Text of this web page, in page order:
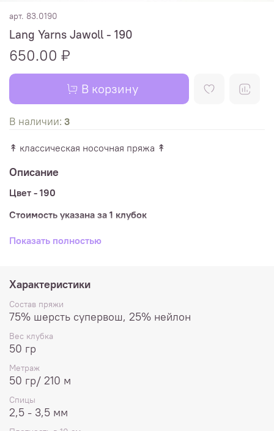
арт. 83.0190
Lang Yarns Jawoll - 190
650.00 ₽
В корзину
В наличии: 3
↟ классическая носочная пряжа ↟
Описание
Цвет - 190
Стоимость указана за 1 клубок
Состав: 75% шерсть супервош, 25% нейлон
Спицы: 2,5 - 3,5 мм
Плотностьв образце 10х10см: 30п и 41р
Деликатная стирка при температуре до 40º, не
отбеливать, не сушить и не отжимать в стиральной
машине.
Расход
клубка
К каждому 50-граммовому клубочку прилагается
катушка нити для укрепления пяток и мыска.
Показать полностью
Характеристики
Состав пряжи
75% шерсть супервош, 25% нейлон
Вес клубка
50 гр
Метраж
50 гр/ 210 м
Спицы
2,5 - 3,5 мм